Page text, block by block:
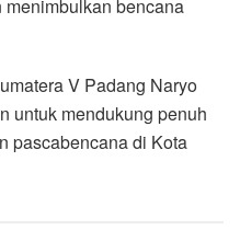
bencana
V Padang Naryo
untuk mendukung penuh
pascabencana di Kota